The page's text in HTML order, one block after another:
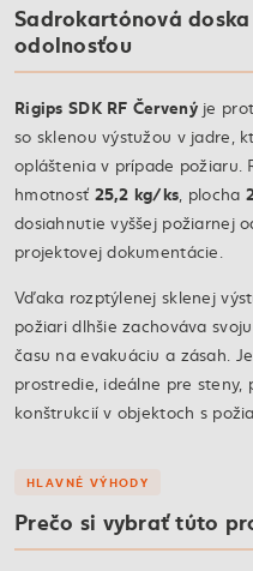
Sadrokartónová
odolnosťou
Rigips SDK RF Červenýje
so sklenou výstužou v jadre,
opláštenia v prípade požiaru.
hmotnosť 25,2 kg/ks, plocha
dosiahnutie vyššej požiarnej
projektovej dokumentácie.
Vďaka rozptýlenej sklenej
požiari dlhšie zachováva
času na evakuáciu a zásah.
prostredie, ideálne pre steny,
konštrukcií v objektoch s
HLAVNÉ VÝHODY
Prečo si vybrať túto